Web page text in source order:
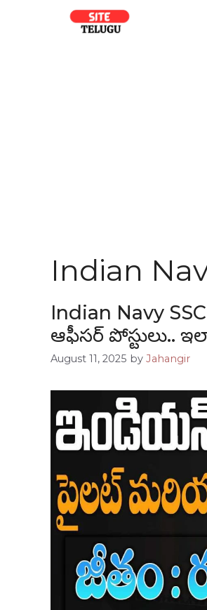
Indian
Indian Navy
ఆఫీసర్ పోస్టులు..
August 11, 2025 by Jahangir